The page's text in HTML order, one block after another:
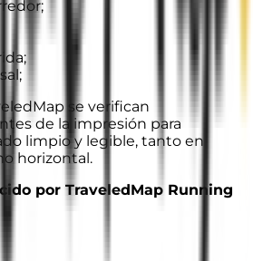
se verifican
de la impresión para
limpio y legible, tanto en
horizontal.
por TraveledMap Running